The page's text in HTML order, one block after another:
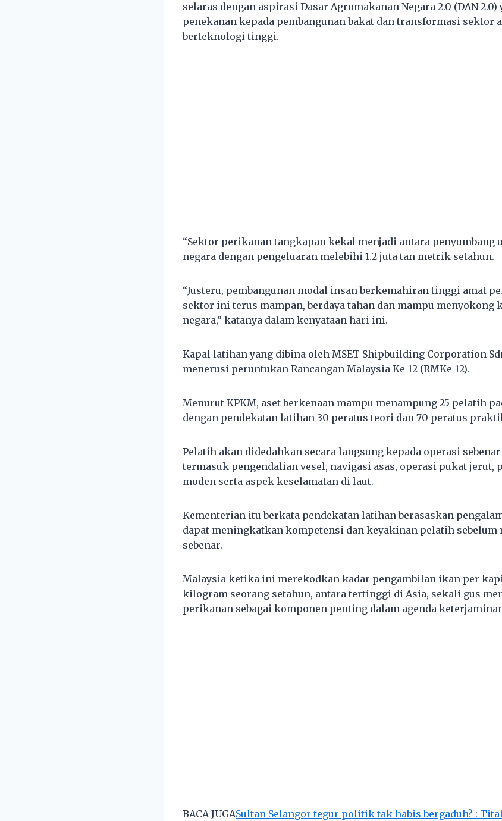
selaras dengan aspirasi Dasar Agromakanan Negara 2.0 (DAN
penekanan kepada pembangunan bakat dan transformasi sektor
berteknologi tinggi.
“Sektor perikanan tangkapan kekal menjadi antara penyumbang
negara dengan pengeluaran melebihi 1.2 juta tan metrik setahun.
“Justeru, pembangunan modal insan berkemahiran tinggi amat
sektor ini terus mampan, berdaya tahan dan mampu menyokong
negara,” katanya dalam kenyataan hari ini.
Kapal latihan yang dibina oleh MSET Shipbuilding Corporation
menerusi peruntukan Rancangan Malaysia Ke-12 (RMKe-12).
Menurut KPKM, aset berkenaan mampu menampung 25 pelatih
dengan pendekatan latihan 30 peratus teori dan 70 peratus
Pelatih akan didedahkan secara langsung kepada operasi
termasuk pengendalian vesel, navigasi asas, operasi pukat jerut,
moden serta aspek keselamatan di laut.
Kementerian itu berkata pendekatan latihan berasaskan
dapat meningkatkan kompetensi dan keyakinan pelatih
sebenar.
Malaysia ketika ini merekodkan kadar pengambilan ikan per
kilogram seorang setahun, antara tertinggi di Asia, sekali gus
perikanan sebagai komponen penting dalam agenda
BACA JUGASultan Selangor tegur politik tak habis bergaduh? :